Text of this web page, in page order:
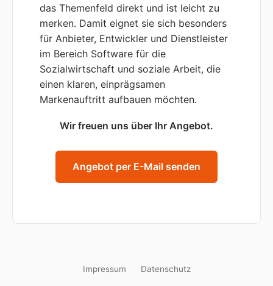
das Themenfeld direkt und ist leicht zu
merken. Damit eignet sie sich besonders
für Anbieter, Entwickler und Dienstleister
im Bereich Software für die
Sozialwirtschaft und soziale Arbeit, die
einen klaren, einprägsamen
Markenauftritt aufbauen möchten.
Wir freuen uns über Ihr Angebot.
Angebot per E-Mail senden
Impressum Datenschutz